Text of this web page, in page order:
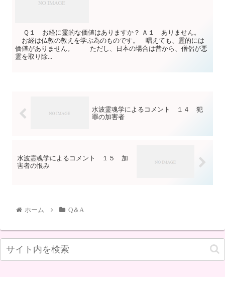
Ｑ１ お経に霊的な価値はありますか？ Ａ１ ありません。
お経は仏教の教えを学ぶ為のものです。 唱えても、霊的には
価値がありません。 ただし、日本の場合は昔から、僧侶が悪
霊を取り除...
水波霊魂学によるコメント １４ 犯
罪の加害者
水波霊魂学によるコメント １５ 加
害者の恨み
ホーム Q＆A